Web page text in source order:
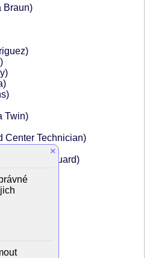
Braun)
Twin)
Center Technician)
Fan Guard)
Doctor)
×